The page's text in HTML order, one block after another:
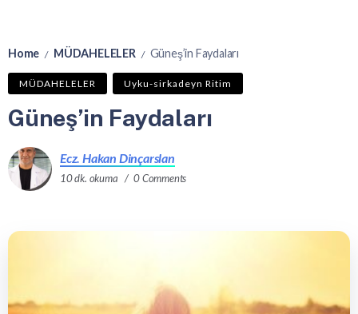
Home / MÜDAHELELER / Güneş’in Faydaları
MÜDAHELELER Uyku-sirkadeyn Ritim
Güneş’in Faydaları
Ecz. Hakan Dinçarslan
10 dk. okuma 0 Comments